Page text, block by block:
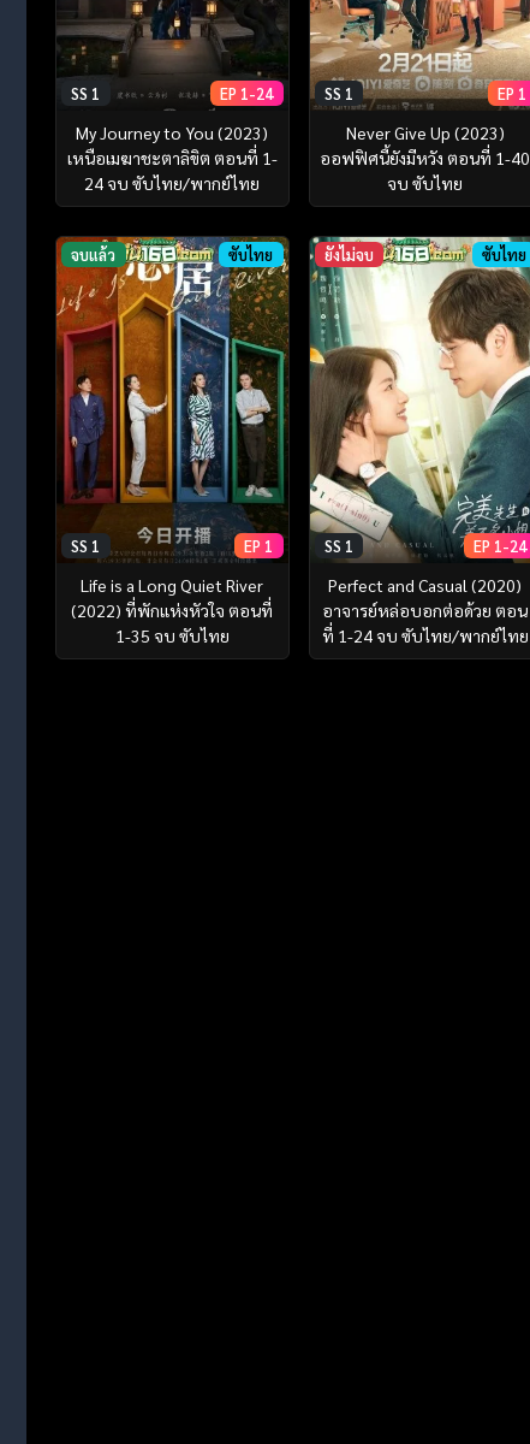
SS 1 EP 1-24
My Journey to You (2023)
เหนือเมฆาชะตาลิขิต ตอนที่ 1-
24 จบ ซับไทย/พากย์ไทย
SS 1 EP 1
Never Give Up (2023)
ออฟฟิศนี้ยังมีหวัง ตอนที่ 1-40
จบ ซับไทย
จบแล้ว ซับไทย
SS 1 EP 1
Life is a Long Quiet River
(2022) ที่พักแห่งหัวใจ ตอนที่
1-35 จบ ซับไทย
ยังไม่จบ ซับไทย
SS 1 EP 1-24
Perfect and Casual (2020)
อาจารย์หล่อบอกต่อด้วย ตอน
ที่ 1-24 จบ ซับไทย/พากย์ไทย